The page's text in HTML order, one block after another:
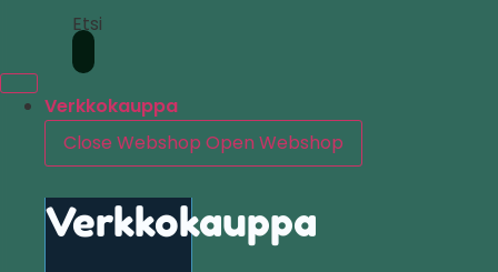
Etsi
Verkkokauppa
Close Webshop Open Webshop
Verkkokauppa